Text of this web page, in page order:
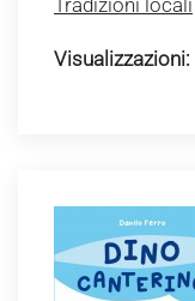
Tradizioni locali
Visualizzazioni: